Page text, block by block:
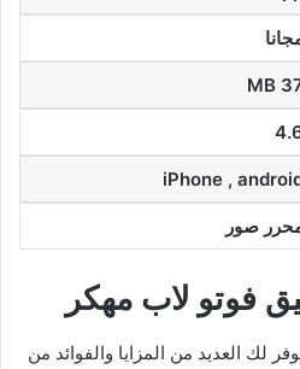
37
iPhone ,
صور
فوتو لاب مهكر
لك العديد من المزايا والفوائد من